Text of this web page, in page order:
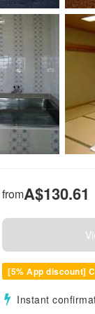
A$130.61
from
[5% App discount]
Instant